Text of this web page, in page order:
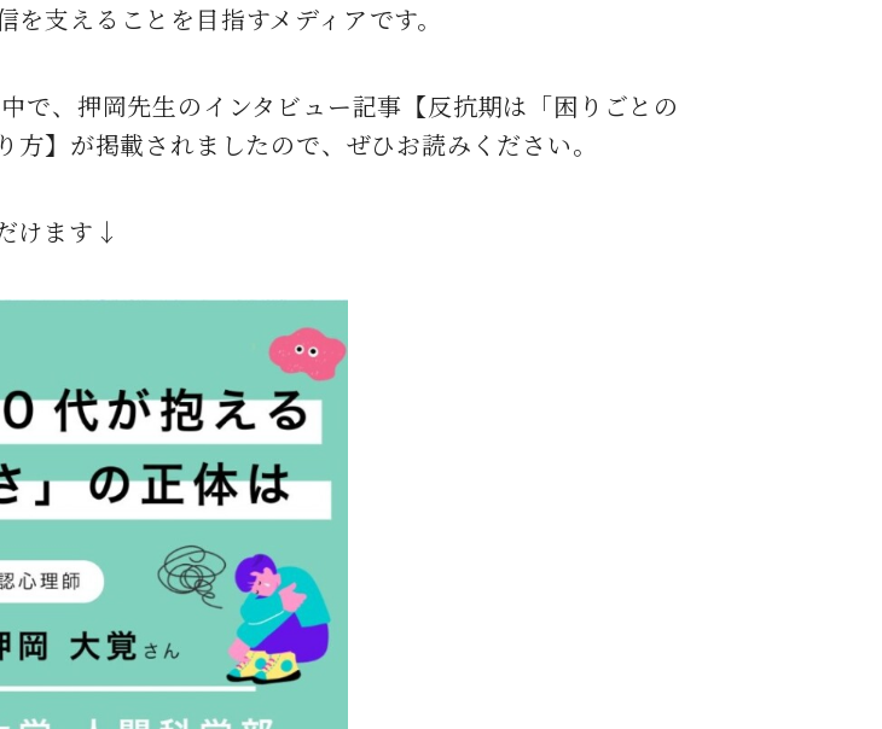
支えることを目指すメディアです。
で、押岡先生のインタビュー記事【反抗期は「困りごとの
】が掲載されましたので、ぜひお読みください。
けます↓